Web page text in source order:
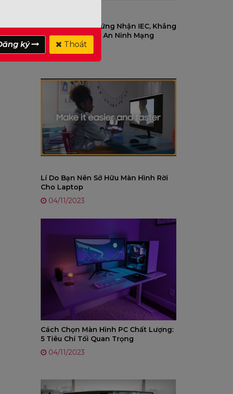
Hikvision Đạt Chứng Nhận IEC, Khẳng
Định Cam Kết Về An Ninh Mạng
12/03/2025
Lí Do Bạn Nên Sở Hữu Màn Hình Rời
Cho Laptop
04/11/2023
Cách Chọn Màn Hình PC Chất Lượng:
5 Tiêu Chí Tối Quan Trọng
04/11/2023
ký Thoát